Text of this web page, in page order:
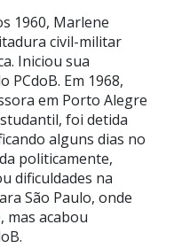
1960, Marlene
civil-militar
Iniciou sua
PCdoB. Em 1968,
em Porto Alegre
foi detida
alguns dias no
politicamente,
dificuldades na
São Paulo, onde
mas acabou